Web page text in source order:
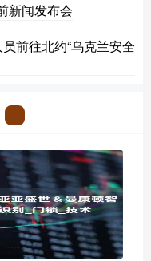
新闻发布会
前往北约“乌克兰安全